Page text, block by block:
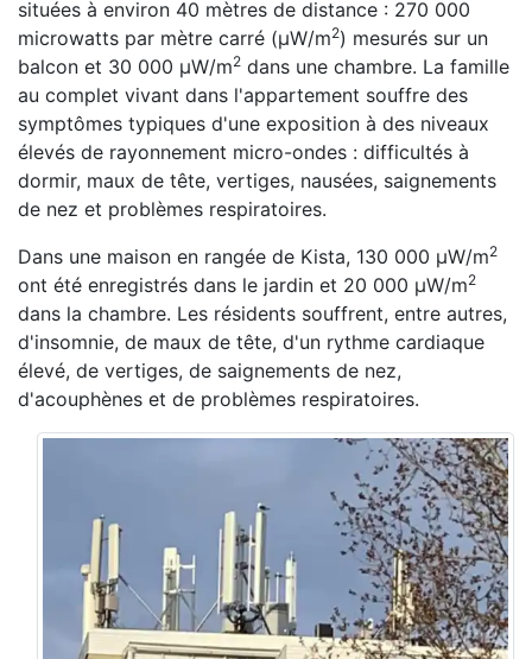
situées à environ 40 mètres de distance : 270 000
microwatts par mètre carré (μW/m2) mesurés sur un
balcon et 30 000 μW/m2 dans une chambre. La famille
au complet vivant dans l'appartement souffre des
symptômes typiques d'une exposition à des niveaux
élevés de rayonnement micro-ondes : difficultés à
dormir, maux de tête, vertiges, nausées, saignements
de nez et problèmes respiratoires.
Dans une maison en rangée de Kista, 130 000 μW/m2
ont été enregistrés dans le jardin et 20 000 μW/m2
dans la chambre. Les résidents souffrent, entre autres,
d'insomnie, de maux de tête, d'un rythme cardiaque
élevé, de vertiges, de saignements de nez,
d'acouphènes et de problèmes respiratoires.